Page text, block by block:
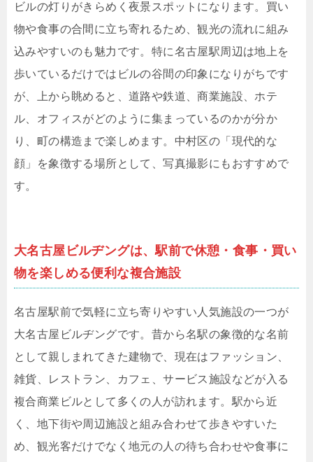
ビルの灯りがきらめく夜景スポットになります。買い
物や食事の合間に立ち寄れるため、観光の流れに組み
込みやすいのも魅力です。特に名古屋駅周辺は地上を
歩いているだけではビルの谷間の印象になりがちです
が、上から眺めると、道路や鉄道、商業施設、ホテ
ル、オフィスがどのように集まっているのかが分か
り、町の構造まで楽しめます。中村区の「現代的な
顔」を象徴する場所として、写真撮影にもおすすめで
す。
大名古屋ビルヂングは、駅前で休憩・食事・買い
物を楽しめる便利な複合施設
名古屋駅前で気軽に立ち寄りやすい人気施設の一つが
大名古屋ビルヂングです。昔から名駅の象徴的な名前
として親しまれてきた建物で、現在はファッション、
雑貨、レストラン、カフェ、サービス施設などが入る
複合商業ビルとして多くの人が訪れます。駅から近
く、地下街や周辺施設と組み合わせて歩きやすいた
め、観光客だけでなく地元の人の待ち合わせや食事に